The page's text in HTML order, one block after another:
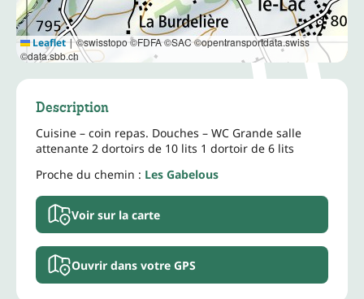
Leaflet |©swisstopo ©FDFA ©SAC ©opentransportdata.swiss
©data.sbb.ch
Description
Cuisine – coin repas. Douches – WC Grande salle
attenante 2 dortoirs de 10 lits 1 dortoir de 6 lits
Proche du chemin : Les Gabelous
Voir sur la carte
Ouvrir dans votre GPS